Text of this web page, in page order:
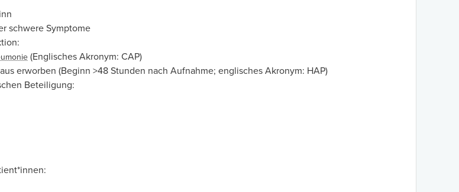
schwere Symptome
(Englisches Akronym: CAP)
erworben (Beginn >48 Stunden nach Aufnahme; englisches Akronym: HAP)
Beteiligung: